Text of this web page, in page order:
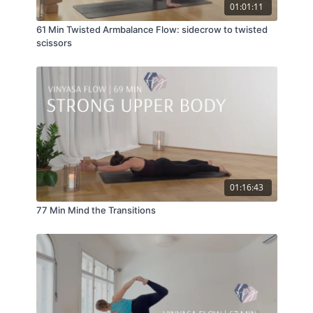
01:01:11
61 Min Twisted Armbalance Flow: sidecrow to twisted
scissors
01:16:43
77 Min Mind the Transitions